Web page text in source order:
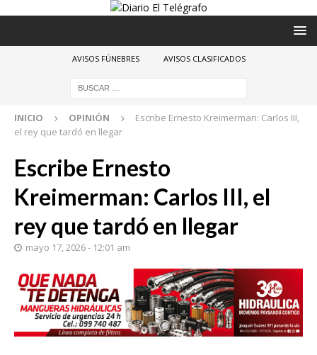
AVISOS FÚNEBRES AVISOS CLASIFICADOS
INICIO OPINIÓN
Escribe Ernesto Kreimerman: Carlos III,
el rey que tardó en llegar
Escribe Ernesto
Kreimerman: Carlos III, el
rey que tardó en llegar
mayo 17, 2026 - 12:01 am